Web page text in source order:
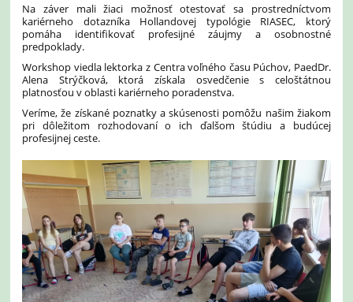
Na záver mali žiaci možnosť otestovať sa prostredníctvom
kariérneho dotazníka Hollandovej typológie RIASEC, ktorý
pomáha identifikovať profesijné záujmy a osobnostné
predpoklady.
Workshop viedla lektorka z Centra voľného času Púchov, PaedDr.
Alena Strýčková, ktorá získala osvedčenie s celoštátnou
platnosťou v oblasti kariérneho poradenstva.
Veríme, že získané poznatky a skúsenosti pomôžu našim žiakom
pri dôležitom rozhodovaní o ich ďalšom štúdiu a budúcej
profesijnej ceste.